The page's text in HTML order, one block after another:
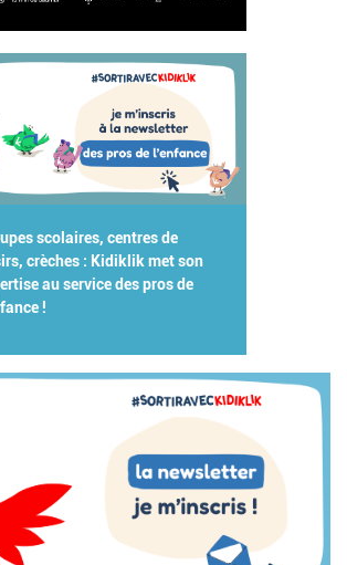
scolaires, centres de
crèches : Kidiklik met son
au service des pros de
!